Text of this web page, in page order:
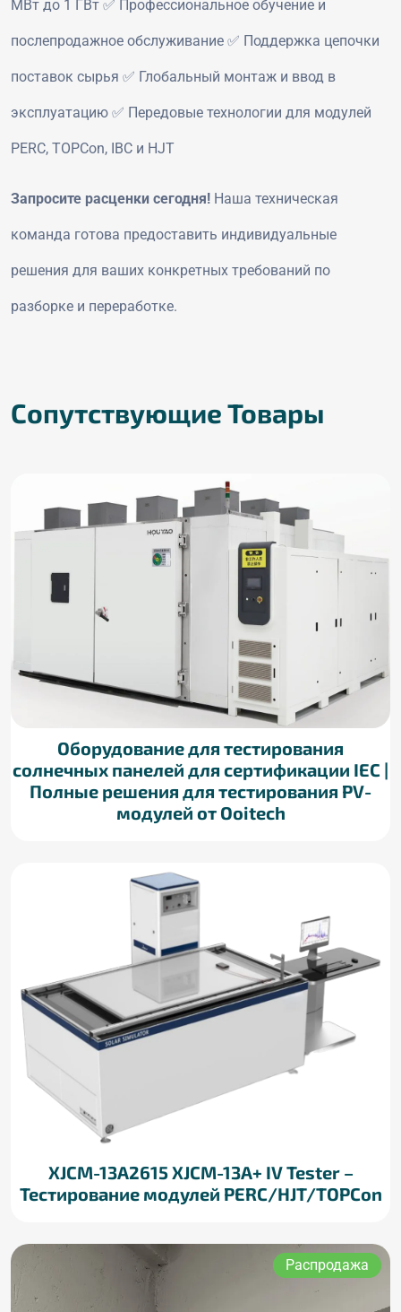
МВт до 1 ГВт ✅ Профессиональное обучение и
послепродажное обслуживание ✅ Поддержка цепочки
поставок сырья ✅ Глобальный монтаж и ввод в
эксплуатацию ✅ Передовые технологии для модулей
PERC, TOPCon, IBC и HJT
Запросите расценки сегодня! Наша техническая
команда готова предоставить индивидуальные
решения для ваших конкретных требований по
разборке и переработке.
Сопутствующие Товары
Оборудование для тестирования
солнечных панелей для сертификации IEC |
Полные решения для тестирования PV-
модулей от Ooitech
XJCM-13A2615 XJCM-13A+ IV Tester –
Тестирование модулей PERC/HJT/TOPCon
Распродажа